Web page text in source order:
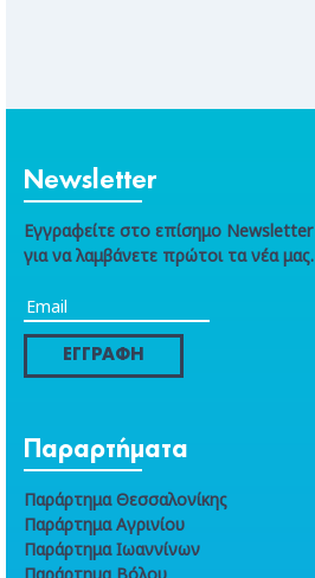
Newsletter
Εγγραφείτε στο επίσημο Newsletter
για να λαμβάνετε πρώτοι τα νέα μας.
ΕΓΓΡΑΦΗ
Παραρτήματα
Παράρτημα Θεσσαλονίκης
Παράρτημα Αγρινίου
Παράρτημα Ιωαννίνων